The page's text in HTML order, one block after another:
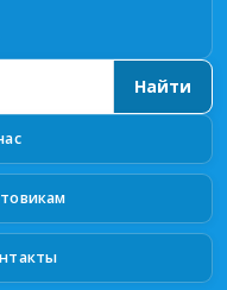
Найти